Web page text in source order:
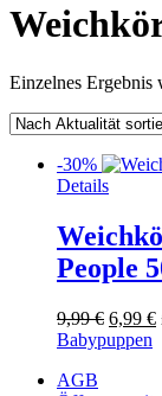
Einzelnes Ergebnis
-30%
DetailsDieses
weist
Die
können
People
9,99€
Preis
6,99 €
Babypuppen
AGB